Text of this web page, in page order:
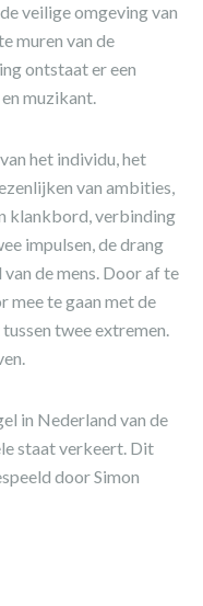
veilige omgeving van
muren van de
ontstaat er een
muzikant.
het individu, het
van ambities,
klankbord, verbinding
impulsen, de drang
de mens. Door af te
mee te gaan met de
twee extremen.
in Nederland van de
staat verkeert. Dit
door Simon